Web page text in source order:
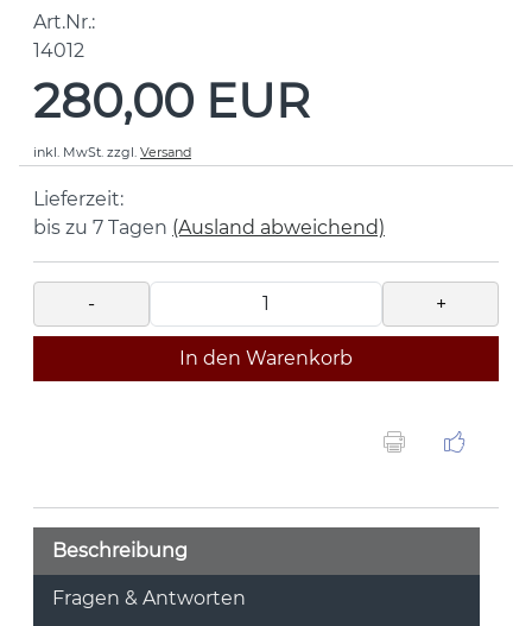
Art.Nr.:
14012
280,00 EUR
inkl. MwSt. zzgl. Versand
Lieferzeit:
bis zu 7 Tagen (Ausland abweichend)
- +
In den Warenkorb
Beschreibung
Fragen & Antworten